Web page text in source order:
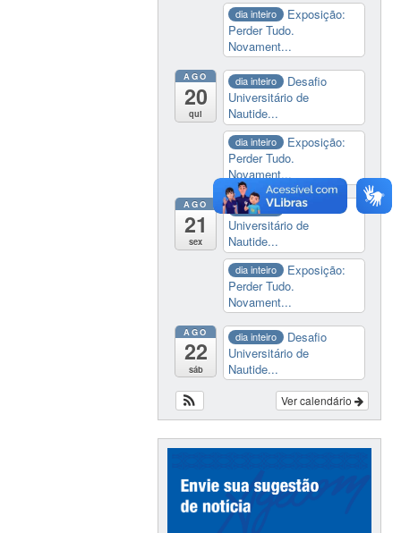
dia inteiro
Exposição:
Perder Tudo.
Novament...
AGO
20
qui
dia inteiro
Desafio
Universitário de
Nautide...
dia inteiro
Exposição:
Perder Tudo.
Novament...
AGO
21
sex
dia inteiro
Desafio
Universitário de
Nautide...
dia inteiro
Exposição:
Perder Tudo.
Novament...
AGO
22
sáb
dia inteiro
Desafio
Universitário de
Nautide...
Ver calendário